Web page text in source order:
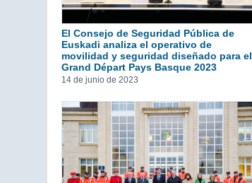
El Consejo de Seguridad Pública de
Euskadi analiza el operativo de
movilidad y seguridad diseñado para el
Grand Départ Pays Basque 2023
14 de junio de 2023